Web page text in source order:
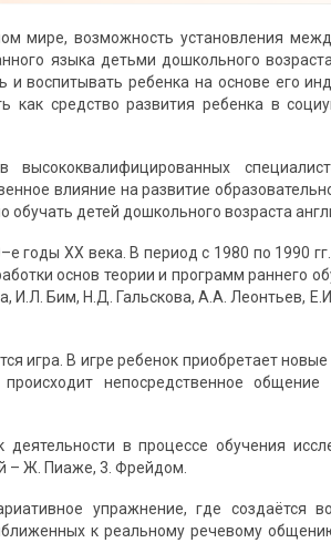
мире, возможность установления
языка детьми дошкольного
воспитывать ребенка на основе его
как средство развития ребенка в
влияние на развитие
детей дошкольного возраста
годы ХХ века. В период с 1980 по 1990
основ теории и программ раннего
Бим, Н.Д. Гальскова, А.А. Леонтьев,
игра. В игре ребенок приобретает
непосредственное общение
деятельности в процессе обучения
– Ж. Пиаже, 3. Фрейдом.
упражнение, где создаётся
к реальному речевому